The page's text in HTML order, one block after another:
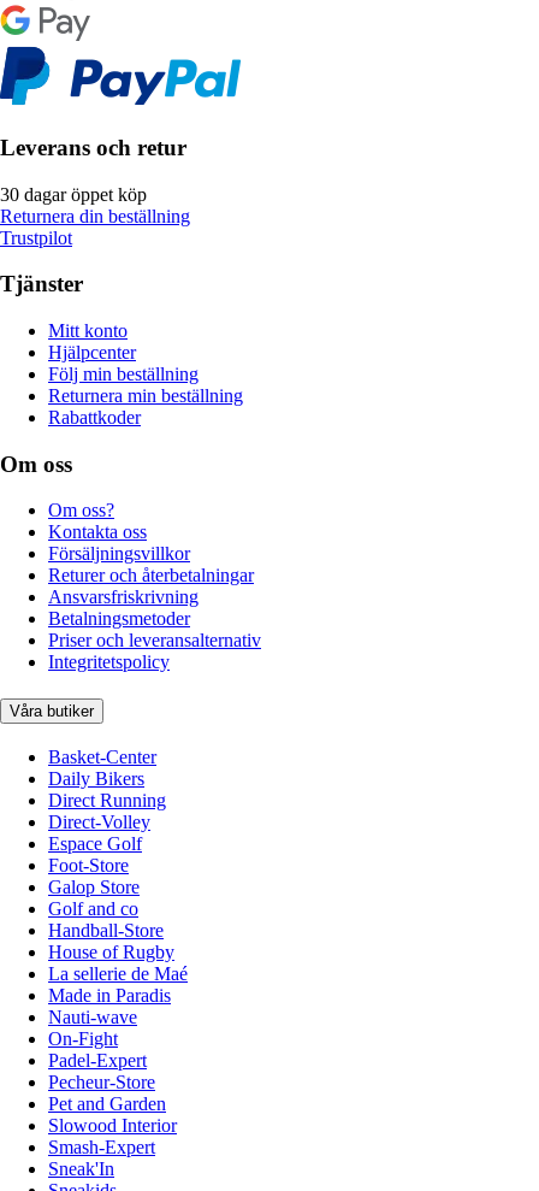
Leverans och retur
30 dagar öppet köp
Returnera din beställning
Trustpilot
Tjänster
Mitt konto
Hjälpcenter
Följ min beställning
Returnera min beställning
Rabattkoder
Om oss
Om oss?
Kontakta oss
Försäljningsvillkor
Returer och återbetalningar
Ansvarsfriskrivning
Betalningsmetoder
Priser och leveransalternativ
Integritetspolicy
Våra butiker
Basket-Center
Daily Bikers
Direct Running
Direct-Volley
Espace Golf
Foot-Store
Galop Store
Golf and co
Handball-Store
House of Rugby
La sellerie de Maé
Made in Paradis
Nauti-wave
On-Fight
Padel-Expert
Pecheur-Store
Pet and Garden
Slowood Interior
Smash-Expert
Sneak'In